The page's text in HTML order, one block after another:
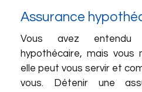
Assurance
Vous avez entendu
hypothécaire, mais vous
elle peut vous servir et
vous. Détenir une